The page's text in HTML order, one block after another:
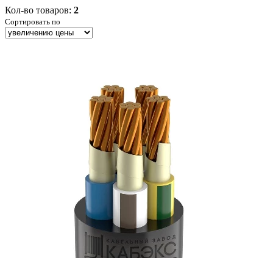
Кол-во товаров: 2
Сортировать по